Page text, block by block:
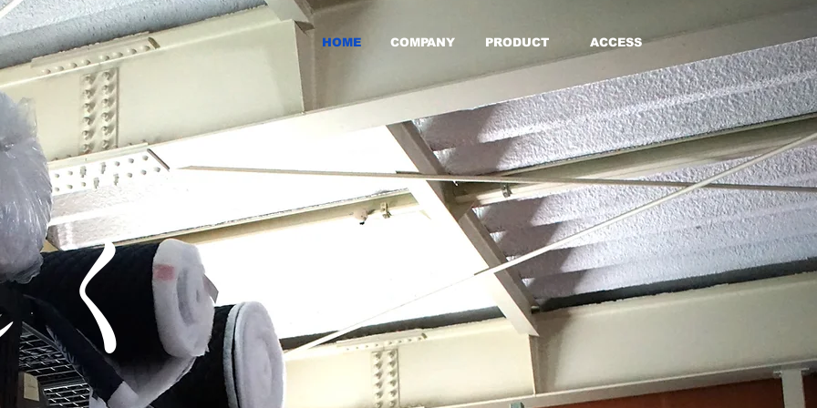
HOME COMPANY PRODUCT ACCESS
く